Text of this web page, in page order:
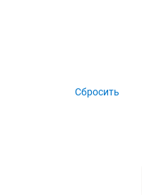
Сбросить